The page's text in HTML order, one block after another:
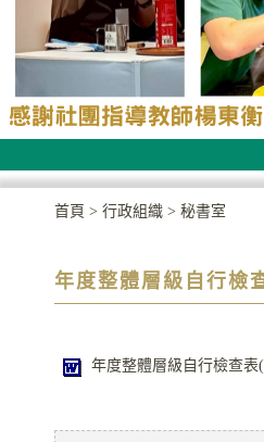
首頁 > 行政組織 > 秘書室
年度整體層級自行檢
年度整體層級自行檢查表